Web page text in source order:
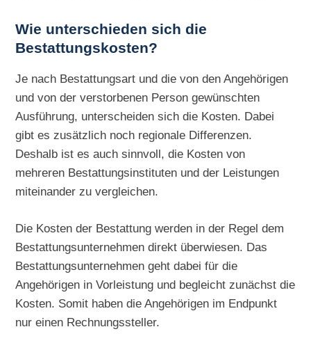
Wie unterschieden sich die
Bestattungskosten?
Je nach Bestattungsart und die von den Angehörigen
und von der verstorbenen Person gewünschten
Ausführung, unterscheiden sich die Kosten. Dabei
gibt es zusätzlich noch regionale Differenzen.
Deshalb ist es auch sinnvoll, die Kosten von
mehreren Bestattungsinstituten und der Leistungen
miteinander zu vergleichen.
Die Kosten der Bestattung werden in der Regel dem
Bestattungsunternehmen direkt überwiesen. Das
Bestattungsunternehmen geht dabei für die
Angehörigen in Vorleistung und begleicht zunächst die
Kosten. Somit haben die Angehörigen im Endpunkt
nur einen Rechnungssteller.